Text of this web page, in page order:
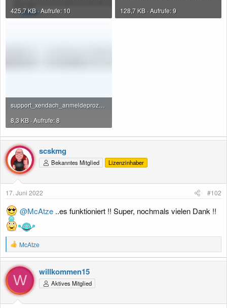
425,7 KB · Aufrufe: 10
128,7 KB · Aufrufe: 9
8,3 KB · Aufrufe: 8
scskmg
Bekanntes Mitglied Lizenzinhaber
17. Juni 2022 #102
@McAtze ..es funktioniert !! Super, nochmals vielen Dank !!
R
e
a
k
t
i
o
n
McAtze
W
willkommen15
Aktives Mitglied